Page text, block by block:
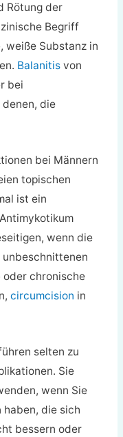
Rötung der
Begriff
weiße Substanz in
Balanitisvon
bei
die
bei Männern
topischen
ist ein
wenn die
oder chronische
circumcision in
selten zu
Sie
wenn Sie
die sich
bessern oder